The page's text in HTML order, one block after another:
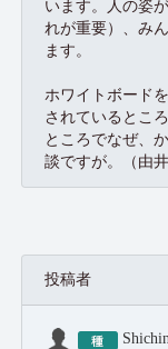
います。人の姿
れが重要）、み
ます。
ホワイトボード
されているとこ
ところでなぜ、
談ですが。（由井
投稿者